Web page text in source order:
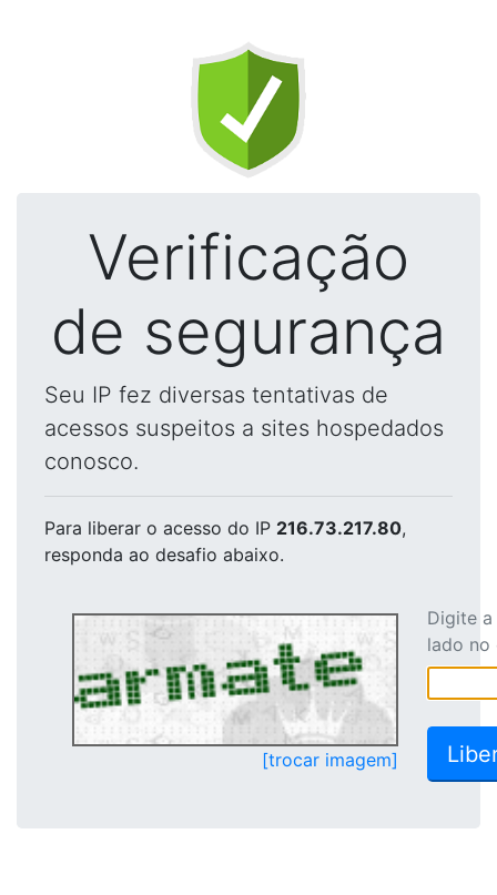
Verificação
de segurança
Seu IP fez diversas tentativas de
acessos suspeitos a sites hospedados
conosco.
Para liberar o acesso do IP 216.73.217.80,
responda ao desafio abaixo.
[trocar imagem]
Digite
lado no